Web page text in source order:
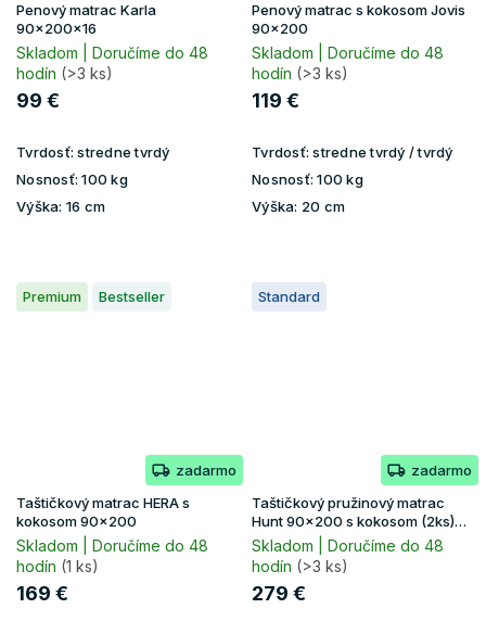
Penový matrac Karla
90x200x16
Skladom | Doručíme do 48
hodín (>3 ks)
99 €
Tvrdosť: stredne tvrdý
Nosnosť: 100 kg
Výška: 16 cm
Penový matrac s kokosom Jovis
90x200
Skladom | Doručíme do 48
hodín (>3 ks)
119 €
Tvrdosť: stredne tvrdý / tvrdý
Nosnosť: 100 kg
Výška: 20 cm
Premium Bestseller
zadarmo
Taštičkový matrac HERA s
kokosom 90x200
Skladom | Doručíme do 48
hodín (1 ks)
169 €
Standard
zadarmo
Taštičkový pružinový matrac
Hunt 90x200 s kokosom (2ks)
1+1
Skladom | Doručíme do 48
hodín (>3 ks)
279 €